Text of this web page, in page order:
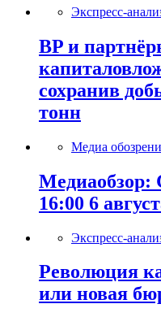
Экспресс-
BP и
сохранив
тонн
Медиа
Медиаобзор:
16:00 6
Экспресс-
Революция
или новая